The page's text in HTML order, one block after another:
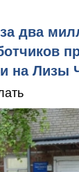
два
на Лизы